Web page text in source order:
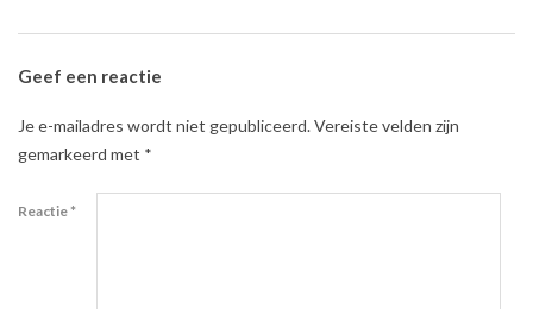
Geef een reactie
Je e-mailadres wordt niet gepubliceerd.Vereiste velden zijn
gemarkeerd met *
Reactie*